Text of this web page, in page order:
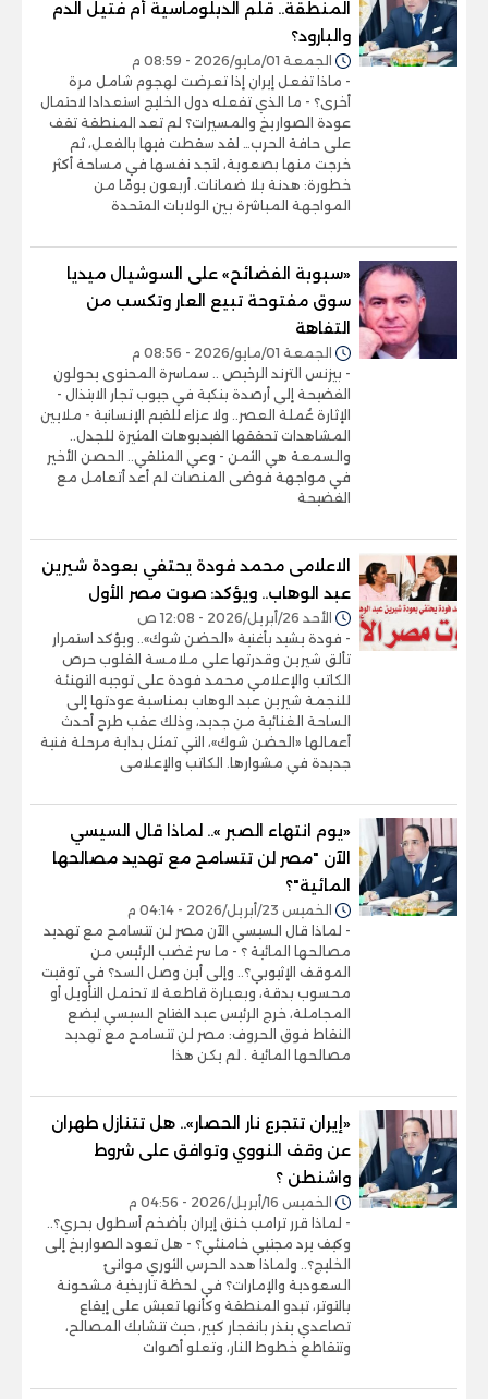
المنطقة.. قلم الدبلوماسية أم فتيل الدم
والبارود؟
الجمعة 01/مايو/2026 - 08:59 م
- ماذا تفعل إيران إذا تعرضت لهجوم شامل مرة
أخرى؟ - ما الذي تفعله دول الخليج استعدادا لاحتمال
عودة الصواريخ والمسيرات؟ لم تعد المنطقة تقف
على حافة الحرب… لقد سقطت فيها بالفعل، ثم
خرجت منها بصعوبة، لتجد نفسها في مساحة أكثر
خطورة: هدنة بلا ضمانات. أربعون يومًا من
المواجهة المباشرة بين الولايات المتحدة
«سبوبة الفضائح» على السوشيال ميديا
سوق مفتوحة تبيع العار وتكسب من
التفاهة
الجمعة 01/مايو/2026 - 08:56 م
- بيزنس الترند الرخيص .. سماسرة المحتوى يحولون
الفضيحة إلى أرصدة بنكية في جيوب تجار الابتذال -
الإثارة عُملة العصر.. ولا عزاء للقيم الإنسانية - ملايين
المشاهدات تحققها الفيديوهات المثيرة للجدل..
والسمعة هي الثمن - وعي المتلقي.. الحصن الأخير
في مواجهة فوضى المنصات لم أعد أتعامل مع
الفضيحة
الاعلامى محمد فودة يحتفي بعودة شيرين
عبد الوهاب.. ويؤكد: صوت مصر الأول
الأحد 26/أبريل/2026 - 12:08 ص
- فودة يشيد بأغنية «الحضن شوك».. ويؤكد استمرار
تألق شيرين وقدرتها على ملامسة القلوب حرص
الكاتب والإعلامي محمد فودة على توجيه التهنئة
للنجمة شيرين عبد الوهاب بمناسبة عودتها إلى
الساحة الغنائية من جديد، وذلك عقب طرح أحدث
أعمالها «الحضن شوك»، التي تمثل بداية مرحلة فنية
جديدة في مشوارها. الكاتب والإعلامى
«يوم انتهاء الصبر ».. لماذا قال السيسي
الآن "مصر لن تتسامح مع تهديد مصالحها
المائية"؟
الخميس 23/أبريل/2026 - 04:14 م
- لماذا قال السيسي الآن مصر لن تتسامح مع تهديد
مصالحها المائية ؟ - ما سر غضب الرئيس من
الموقف الإثيوبي؟.. وإلى أين وصل السد؟ في توقيت
محسوب بدقة، وبعبارة قاطعة لا تحتمل التأويل أو
المجاملة، خرج الرئيس عبد الفتاح السيسي ليضع
النقاط فوق الحروف: مصر لن تتسامح مع تهديد
مصالحها المائية . لم يكن هذا
«إيران تتجرع نار الحصار».. هل تتنازل طهران
عن وقف النووي وتوافق على شروط
واشنطن ؟
الخميس 16/أبريل/2026 - 04:56 م
- لماذا قرر ترامب خنق إيران بأضخم أسطول بحري؟..
وكيف يرد مجتبي خامنئي؟ - هل تعود الصواريخ إلى
الخليج؟.. ولماذا هدد الحرس الثوري موانئ
السعودية والإمارات؟ في لحظة تاريخية مشحونة
بالتوتر، تبدو المنطقة وكأنها تعيش على إيقاع
تصاعدي ينذر بانفجار كبير، حيث تتشابك المصالح،
وتتقاطع خطوط النار، وتعلو أصوات